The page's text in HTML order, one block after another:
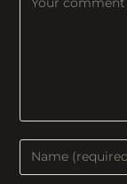
Enter
your